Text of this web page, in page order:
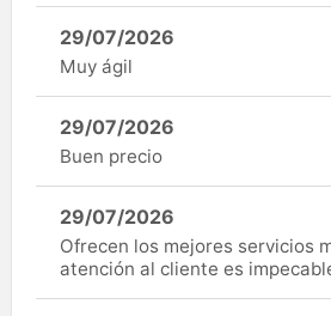
29/07/2026
Muy ágil
29/07/2026
Buen precio
29/07/2026
Ofrecen los mejores servicios
atención al cliente es